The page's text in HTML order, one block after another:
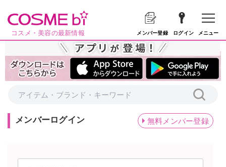
コスメ・美容の最新情報 メンバー登録 ログイン メニュー
メンバーログイン 無料メンバー登録